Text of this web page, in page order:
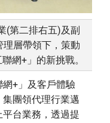
(第二排右五)及副
層帶領下，策動
網+」的新挑戰。
+」及客戶體驗
團領代理行業邁
台業務，透過提